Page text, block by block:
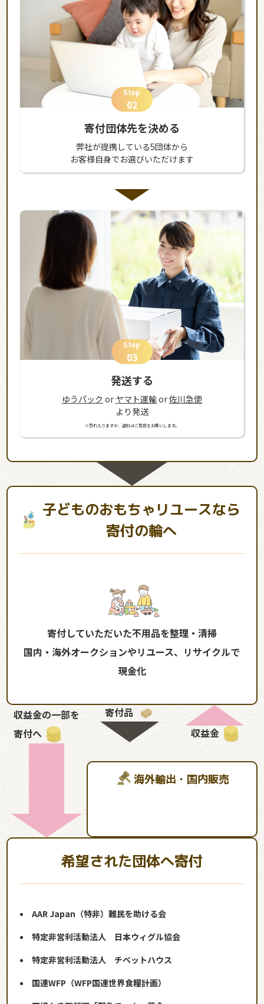
Step
02
寄付団体先を決める
弊社が提携している5団体から
お客様自身でお選びいただけます
Step
03
発送する
ゆうパック or ヤマト運輸or佐川急便
より発送
※恐れ入りますが、送料はご負担をお願いします。
子どものおもちゃリユースなら
寄付の輪へ
寄付していただいた不用品を整理・清掃
国内・海外オークションやリユース、リサイクルで
現金化
収益金の一部を
寄付へ
寄付品
収益金
海外輸出・国内販売
希望された団体へ寄付
AAR Japan（特非）難民を助ける会
特定非営利活動法人 日本ウィグル協会
特定非営利活動法人 チベットハウス
国連WFP（WFP国連世界食糧計画）